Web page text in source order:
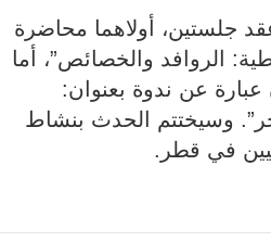
جلستين، أولاهما محاضرة
الروافد والخصائص”، أما
عبارة عن ندوة بعنوان:
وسيختتم الحدث بنشاط
في قطر.